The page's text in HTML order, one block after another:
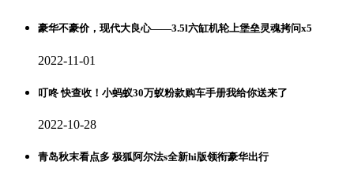
豪华不豪价，现代大良心——3.5l六缸机轮上堡垒灵魂拷问x5
2022-11-01
叮咚 快查收！小蚂蚁30万蚁粉款购车手册我给你送来了
2022-10-28
青岛秋末看点多 极狐阿尔法s全新hi版领衔豪华出行